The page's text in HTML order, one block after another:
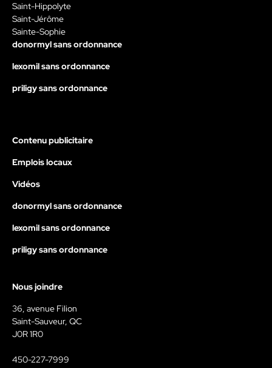
Saint-Hippolyte
Saint-Jérôme
Sainte-Sophie
donormyl sans ordonnance
lexomil sans ordonnance
priligy sans ordonnance
Contenu publicitaire
Emplois locaux
Vidéos
donormyl sans ordonnance
lexomil sans ordonnance
priligy sans ordonnance
Nous joindre
36, avenue Filion
Saint-Sauveur, QC
J0R 1R0
450-227-7999